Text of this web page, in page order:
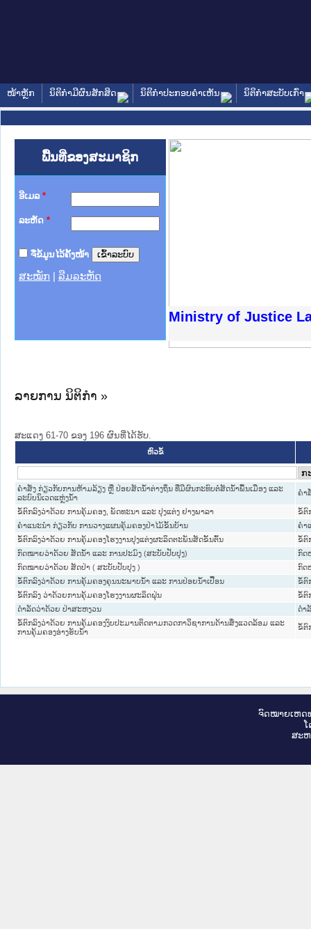
ໜ້າຫຼັກ ນິຕິກໍາມີຜົນສັກສິດ ນິຕິກໍາປະກອບຄໍາເຫັນ ນິຕິກໍາສະບັບເກົ່າ
ພື້ນທີ່ຂອງສະມາຊິກ
ອີເມລ *
ລະຫັດ *
ຈື່ຂໍ້ມູນໄວ້ຄັ້ງໜ້າ
ສະໝັກ ລືມລະຫັດ
Ministry of Justice
າຊົນ ພາກເໜືອ
ການ
ກາງ
ໃຕ້
ຕຳຫຼວດປະຊາຊົນ
ສັນຕິບານປະຊາຊົນ
ກເໜືອ
າຊົນ ພາກກາງ
ລາຍການ ນິຕິກໍາ »
ສະແດງ 61-70 ຂອງ 196 ຜົນທີ່ໄດ້ຮັບ.
ຫົວຂໍ້
ຄຳສັ່ງ ກ່ຽວກັບການຫ້າມລ້ຽງ ຫຼື ປ່ອຍສັດນ້ຳຕ່າງຖິ່ນ ທີ່ມີຜົນກະທົບຕໍ່ສັດນ້ຳພື້ນເມືອງ ແລະ
ລະບົບນິເວດແຫຼ່ງນໍ້າ
ຄໍາ
ຂໍ້ຕົກລົງວ່າດ້ວຍ ການຄຸ້ມຄອງ, ພັດທະນາ ແລະ ປຸງແຕ່ງ ຢາງພາລາ
ຂໍ້ຕົ
ຄຳແນະນຳ ກ່ຽວກັບ ການວາງແຜນຄຸ້ມຄອງປ່າໄມ້ຂັ້ນບ້ານ
ຄໍາ
ຂໍ້ຕົກລົງວ່າດ້ວຍ ການຄຸ້ມຄອງໂຮງງານປຸງແຕ່ງຜະລິດຕະພັນສັດຂັ້ນຕົ້ນ
ຂໍ້ຕົ
ກົດໝາຍວ່າດ້ວຍ ສັດນ້ຳ ແລະ ການປະມົງ (ສະບັບປັບປຸງ)
ກົດ
ກົດໝາຍວ່າດ້ວຍ ສັດປ່າ ( ສະບັບປັບປຸງ )
ກົດ
ຂໍ້ຕົກລົງວ່າດ້ວຍ ການຄຸ້ມຄອງຄຸນນະພາບນໍ້າ ແລະ ການປ່ອຍນໍ້າເປື້ອນ
ຂໍ້ຕົ
ຂໍ້ຕົກລົງ ວ່າດ້ວຍການຄຸ້ມຄອງໂຮງງານຜະລິດຝຸ່ນ
ຂໍ້ຕົ
ດຳລັດວ່າດ້ວຍ ປ່າສະຫງວນ
ດໍາ
ຂໍ້ຕົກລົງວ່າດ້ວຍ ການຄຸ້ມຄອງງົບປະມານຕິດຕາມກວດກາວິຊາການດ້ານສິ່ງແວດລ້ອມ ແລະ
ການຄຸ້ມຄອງອ່າງຮັບນໍ້າ
ຂໍ້ຕົ
ຈົດ​ໝາຍ​ເຫດ​
ສະ​ຫ